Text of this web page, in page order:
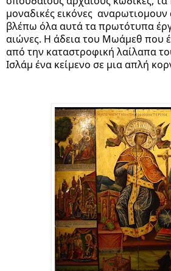
μοναδικές εικόνες
βλέπω όλα αυτά τα πρωτότυπα
αιώνες. Η άδεια του Μωάμεθ που
από την καταστροφική λαίλαπα
Ισλάμ ένα κείμενο σε μια απλή